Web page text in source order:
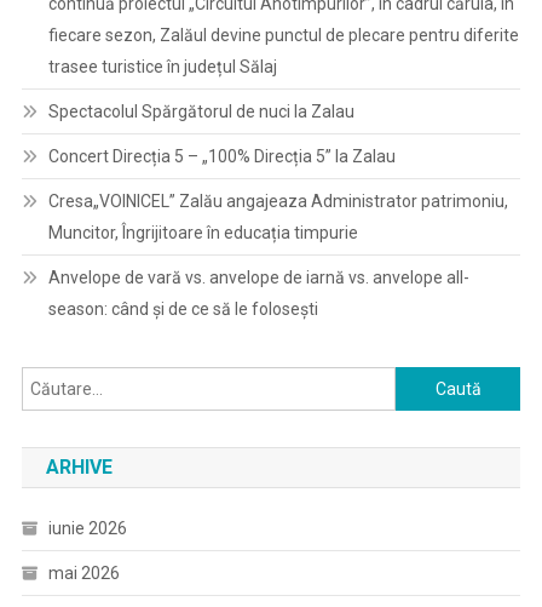
fiecare sezon, Zalăul devine punctul de plecare pentru diferite
trasee turistice în județul Sălaj
Spectacolul Spărgătorul de nuci la Zalau
Concert Direcția 5 – „100% Direcția 5” la Zalau
Cresa„VOINICEL” Zalău angajeaza Administrator patrimoniu,
Muncitor, Îngrijitoare în educația timpurie
Anvelope de vară vs. anvelope de iarnă vs. anvelope all-
season: când și de ce să le folosești
Caută
după:
ARHIVE
iunie 2026
mai 2026